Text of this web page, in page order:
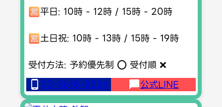
平日: 10時 - 12時 / 15時 - 20時
土日祝: 10時 - 13時 / 15時 - 19時
受付方法: 予約優先制 ⭕️ 受付順 ❌
03-3618-8226
公式LINE